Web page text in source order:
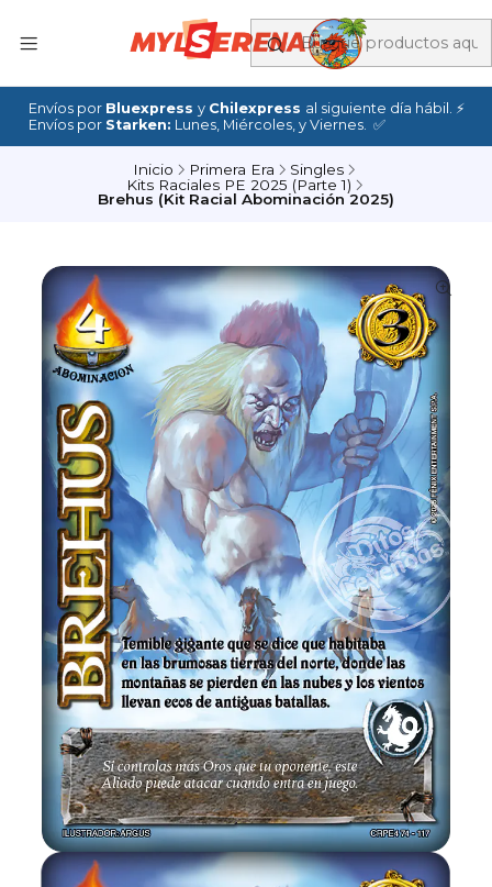
Envíos por Bluexpress y Chilexpress al siguiente día hábil. ⚡
Envíos por Starken: Lunes, Miércoles, y Viernes. ✅
Inicio Primera Era
Singles
Kits Raciales PE 2025 (Parte 1)
Brehus (Kit Racial Abominación 2025)